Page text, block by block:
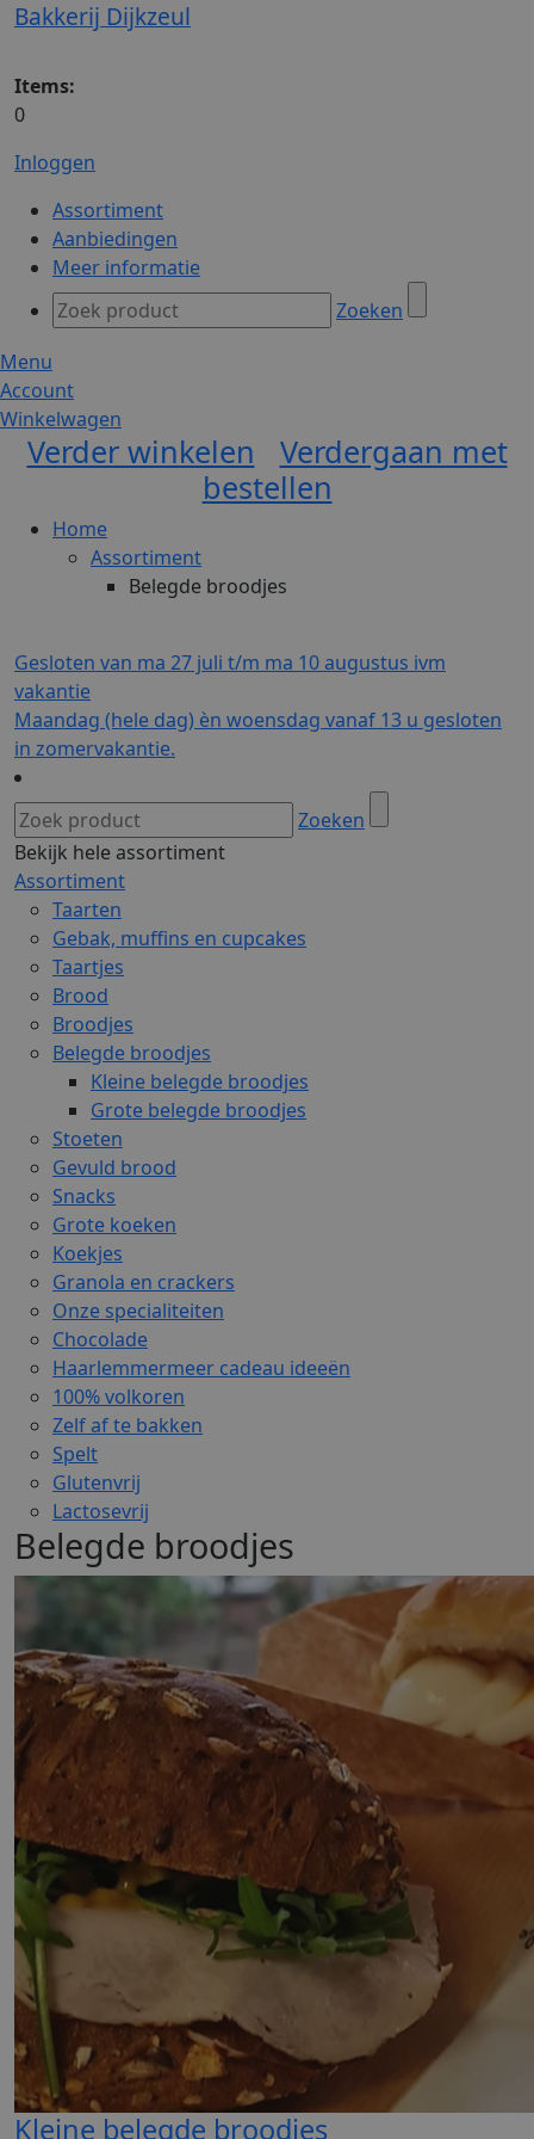
Bakkerij Dijkzeul
Items:
0
Inloggen
Assortiment
Aanbiedingen
Meer informatie
Zoeken
Menu
Account
Winkelwagen
Verder winkelen
Verdergaan met
bestellen
Home
Assortiment
Belegde broodjes
Gesloten van ma 27 juli t/m ma 10 augustus ivm
vakantie
Maandag (hele dag) èn woensdag vanaf 13 u gesloten
in zomervakantie.
Zoeken
Bekijk hele assortiment
Assortiment
Taarten
Gebak, muffins en cupcakes
Taartjes
Brood
Broodjes
Belegde broodjes
Kleine belegde broodjes
Grote belegde broodjes
Stoeten
Gevuld brood
Snacks
Grote koeken
Koekjes
Granola en crackers
Onze specialiteiten
Chocolade
Haarlemmermeer cadeau ideeën
100% volkoren
Zelf af te bakken
Spelt
Glutenvrij
Lactosevrij
Belegde broodjes
Kleine belegde broodjes